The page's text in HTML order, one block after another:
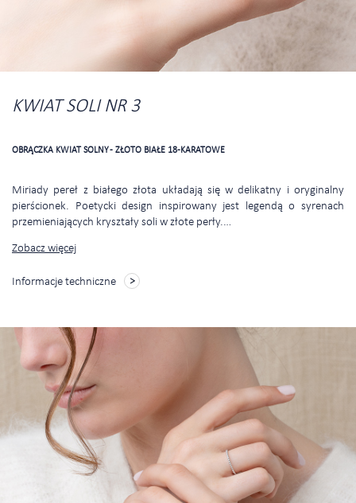
KWIAT SOLI NR 3
OBRĄCZKA KWIAT SOLNY - ZŁOTO BIAŁE 18-KARATOWE
Miriady pereł z białego złota układają się w delikatny i oryginalny
pierścionek. Poetycki design inspirowany jest legendą o syrenach
przemieniających kryształy soli w złote perły.…
Zobacz więcej
Informacje techniczne